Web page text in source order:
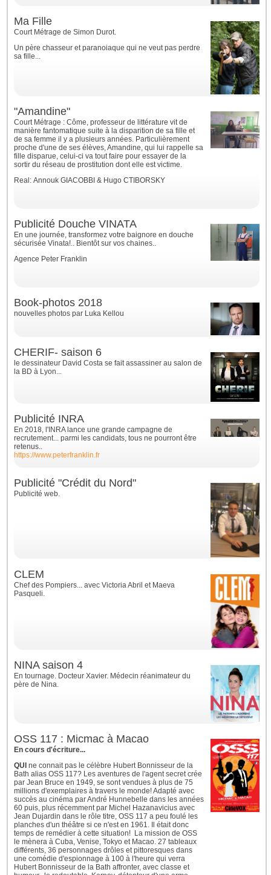
Ma Fille
Court Métrage de Simon Durot.
Un père chasseur et paranoiaque qui ne veut pas perdre
sa fille...
"Amandine"
Court Métrage : Côme, professeur de littérature vit de
manière fantomatique suite à la disparition de sa fille et
de sa femme il y a plusieurs années. Particulièrement
proche d'une de ses élèves, Amandine, qui lui rappelle sa
fille disparue, celui-ci va tout faire pour essayer de la
sortir du réseau de prostitution dont elle est victime.
Real: Annouk GIACOBBI & Hugo CTIBORSKY
Publicité Douche VINATA
En une journée, transformez votre baignore en douche
sécurisée Vinata!.. Bientôt sur vos chaines..
Agence Peter Franklin
Book-photos 2018
nouvelles photos par Luka Kellou
CHERIF- saison 6
le dessinateur David Costa se fait assassiner au salon de
la BD à Lyon...
Publicité INRA
En 2018, l'INRA lance une grande campagne de
recrutement... parmi les candidats, tous ne pourront être
retenus..
https://www.peterfranklin.fr
Publicité "Crédit du Nord"
Publicité web.
CLEM
Chef des Pompiers... avec Victoria Abril et Maeva
Pasqueli.
NINA saison 4
En tournage. Docteur Xavier. Médecin réanimateur du
père de Nina.
OSS 117 : Micmac à Macao
En cours d'écriture...
QUIne connait pas le célèbre Hubert Bonnisseur de la
Bath alias OSS 117? Les aventures de l'agent secret crée
par Jean Bruce en 1949, se sont vendues à plus de 75
millions d'exemplaires à travers le monde! Adapté avec
succès au cinéma par André Hunnebelle dans les années
60 puis, plus récemment par Michel Hazanavicius avec
Jean Dujardin dans le rôle titre, OSS 117 a peu foulé les
planches d'un théâtre si ce n'est en 1961. Il était donc
temps de remédier à cette situation! La mission de OSS
le mènera à Cuba, Venise, Tokyo et Macao. 27 tableaux
différents, 36 personnages drôles et pittoresques dans
une comédie d'espionnage à 100 à l'heure qui verra
Hubert Bonnisseur de la Bath affronter, avec classe et